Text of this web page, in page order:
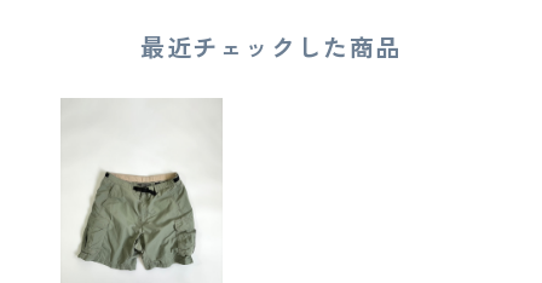
最近チェックした商品